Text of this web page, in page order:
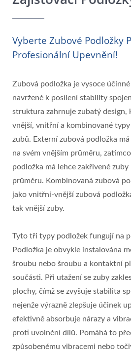
Vyberte Zubové Podložky
Profesionální Upevnění!
Zubová podložka je vysoce
navržené k posílení stability
struktura zahrnuje zubatý design,
vnější, vnitřní a kombinované typy
zubů. Externí zubová podložka
na svém vnějším průměru,
podložka má lehce zakřivené
průměru. Kombinovaná zubová
jako vnitřní-vnější zubová
tak vnější zuby.
Tyto tři typy podložek fungují na
Podložka je obvykle instalována
šroubu nebo šroubu a kontaktní
součásti. Při utažení se zuby
plochy, čímž se zvyšuje stabilita
nejenže výrazně zlepšuje účinek
efektivně absorbuje nárazy a
proti uvolnění dílů. Pomáhá to
způsobenému vibracemi nebo